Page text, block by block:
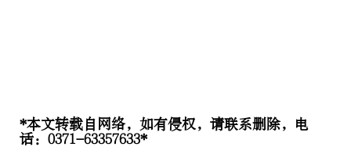
*本文转载自网络，如有侵权，请联系删除，电
话：0371-63357633*